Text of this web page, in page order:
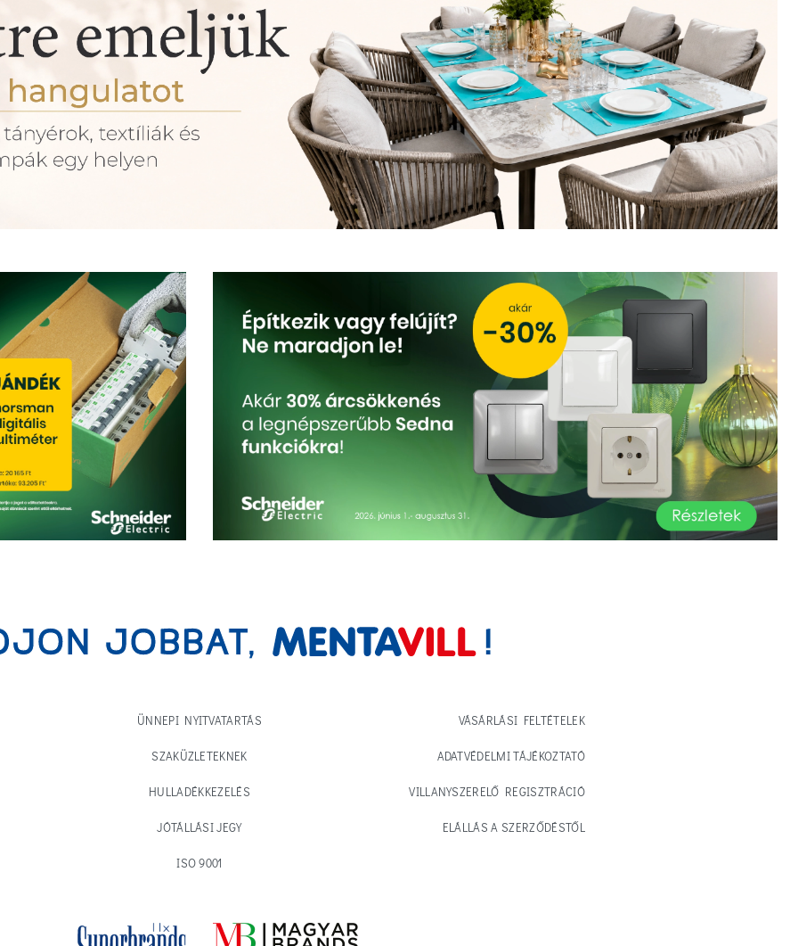
ÜNNEPI NYITVATARTÁS
SZAKÜZLETEKNEK
HULLADÉKKEZELÉS
JÓTÁLLÁSI JEGY
ISO 9001
VÁSÁRLÁSI FELTÉTELEK
ADATVÉDELMI TÁJÉKOZTATÓ
VILLANYSZERELŐ REGISZTRÁCIÓ
ELÁLLÁS A SZERZŐDÉSTŐL